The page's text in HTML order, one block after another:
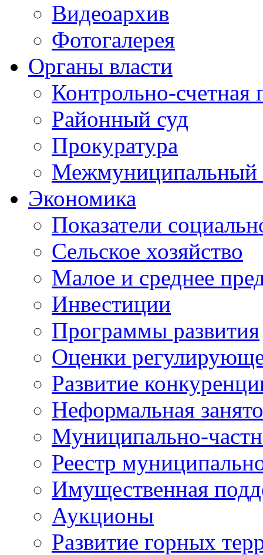
Видеоархив
Фотогалерея
Органы власти
Контрольно-счетная
Районный суд
Прокуратура
Межмуниципальный
Экономика
Показатели
Сельское хозяйство
Малое и среднее
Инвестиции
Программы развития
Оценки
Развитие
Неформальная
Муниципально-
Реестр
Имущественная
Аукционы
Развитие горных